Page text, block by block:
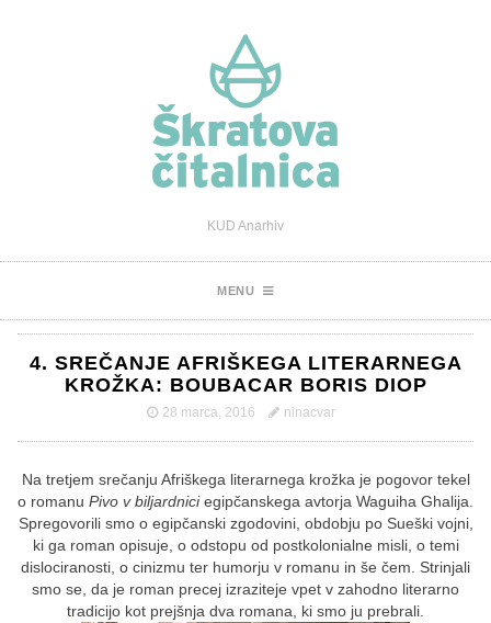
KUD Anarhiv
MENU
4. SREČANJE AFRIŠKEGA LITERARNEGA
KROŽKA: BOUBACAR BORIS DIOP
28 marca, 2016 ninacvar
Na tretjem srečanju Afriškega literarnega krožka je pogovor tekel
o romanu Pivo v biljardniciegipčanskega avtorja Waguiha Ghalija.
Spregovorili smo o egipčanski zgodovini, obdobju po Sueški vojni,
ki ga roman opisuje, o odstopu od postkolonialne misli, o temi
dislociranosti, o cinizmu ter humorju v romanu in še čem. Strinjali
smo se, da je roman precej izraziteje vpet v zahodno literarno
tradicijo kot prejšnja dva romana, ki smo ju prebrali.